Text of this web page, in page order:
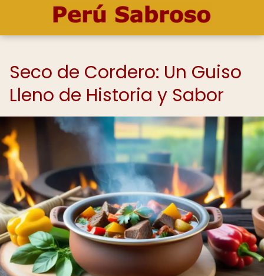
Seco de Cordero: Un Guiso
Lleno de Historia y Sabor